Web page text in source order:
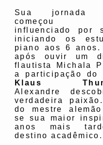
Sua jornada
começou
influenciado por
iniciando os
piano aos 6 anos.
após ouvir um
flautista Michala
a participação do
Klaus
Alexandre
verdadeira
do mestre
se sua maior
anos mais
destino acadêmico.